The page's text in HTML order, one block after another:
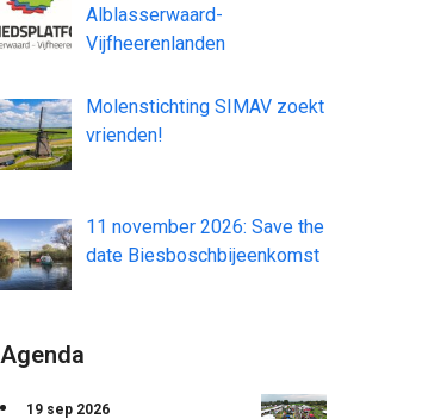
Alblasserwaard-
Vijfheerenlanden
Molenstichting SIMAV zoekt
vrienden!
11 november 2026: Save the
date Biesboschbijeenkomst
Agenda
19 sep 2026